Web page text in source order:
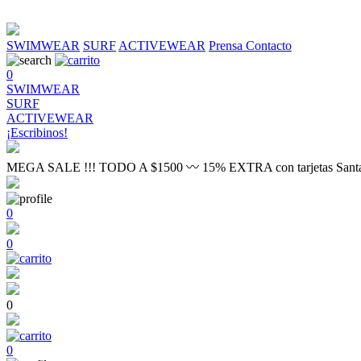
SWIMWEAR SURF ACTIVEWEAR Prensa Contacto
0
SWIMWEAR
SURF
ACTIVEWEAR
¡Escribinos!
MEGA SALE !!! TODO A $1500 〰 15% EXTRA con tarjetas
0
0
0
0